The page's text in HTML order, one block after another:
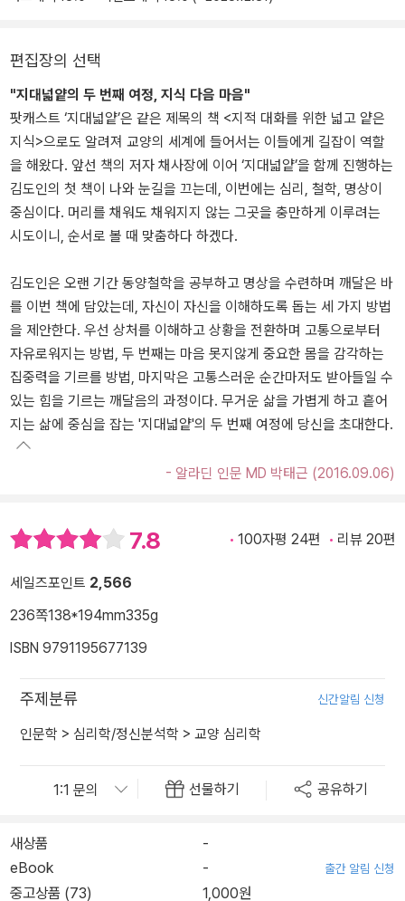
편집장의 선택
"지대넓얕의 두 번째 여정, 지식 다음 마음"
팟캐스트 ‘지대넓얕’은 같은 제목의 책 <지적 대화를 위한 넓고 얕은
지식>으로도 알려져 교양의 세계에 들어서는 이들에게 길잡이 역할
을 해왔다. 앞선 책의 저자 채사장에 이어 ‘지대넓얕’을 함께 진행하는
김도인의 첫 책이 나와 눈길을 끄는데, 이번에는 심리, 철학, 명상이
중심이다. 머리를 채워도 채워지지 않는 그곳을 충만하게 이루려는
시도이니, 순서로 볼 때 맞춤하다 하겠다.
김도인은 오랜 기간 동양철학을 공부하고 명상을 수련하며 깨달은 바
를 이번 책에 담았는데, 자신이 자신을 이해하도록 돕는 세 가지 방법
을 제안한다. 우선 상처를 이해하고 상황을 전환하며 고통으로부터
자유로워지는 방법, 두 번째는 마음 못지않게 중요한 몸을 감각하는
집중력을 기르를 방법, 마지막은 고통스러운 순간마저도 받아들일 수
있는 힘을 기르는 깨달음의 과정이다. 무거운 삶을 가볍게 하고 흩어
지는 삶에 중심을 잡는 '지대넓얕'의 두 번째 여정에 당신을 초대한다.
- 알라딘 인문 MD 박태근 (2016.09.06)
7.8 100자평 24편 리뷰 20편
세일즈포인트 2,566
236쪽138*194mm335g
ISBN 9791195677139
주제분류 신간알림 신청
인문학 > 심리학/정신분석학 > 교양 심리학
선물하기 공유하기
새상품
-
eBook
- 출간 알림 신청
중고상품 (73) 1,000원